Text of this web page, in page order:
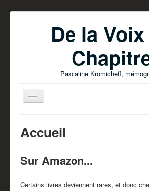
De la
Pascaline Kromicheff,
Accueil
Accueil
Sur Amazon...
Certains livres deviennent rares, et donc